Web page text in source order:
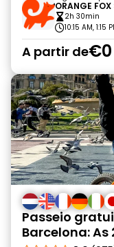
ORANGE FOX
2h 30min
10:15 AM, 1:15
A partir de€0
Passeio
Barcelona: